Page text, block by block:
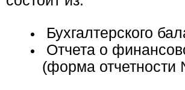
Бухгалтерского
Отчета о
(форма